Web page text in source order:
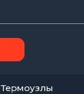
Термоузлы